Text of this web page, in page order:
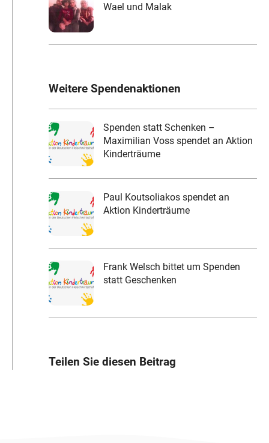
Wael und Malak
Weitere Spendenaktionen
Spenden statt Schenken –
Maximilian Voss spendet an Aktion
Kinderträume
Paul Koutsoliakos spendet an
Aktion Kinderträume
Frank Welsch bittet um Spenden
statt Geschenken
Teilen Sie diesen Beitrag